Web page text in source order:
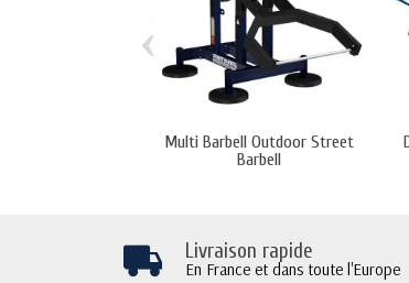
Multi Barbell Outdoor Street
Barbell
‹
Livraison rapide
En France et dans toute l'Europe